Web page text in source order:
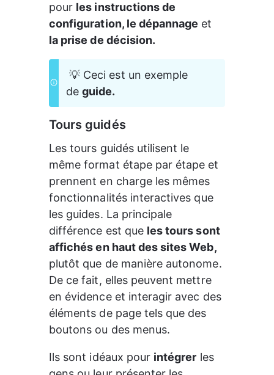
pour les instructions de
configuration, le dépannage et
la prise de décision.
💡 Ceci est un exemple
de guide.
Tours guidés
Les tours guidés utilisent le
même format étape par étape et
prennent en charge les mêmes
fonctionnalités interactives que
les guides. La principale
différence est que les tours sont
affichés en haut des sites Web,
plutôt que de manière autonome.
De ce fait, elles peuvent mettre
en évidence et interagir avec des
éléments de page tels que des
boutons ou des menus.
Ils sont idéaux pour intégrer les